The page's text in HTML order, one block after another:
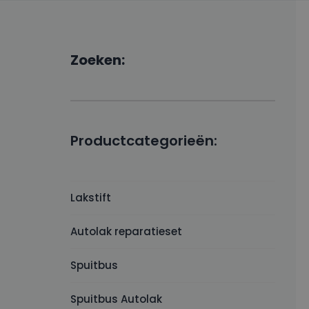
Zoeken:
Productcategorieën:
Lakstift
Autolak reparatieset
Spuitbus
Spuitbus Autolak